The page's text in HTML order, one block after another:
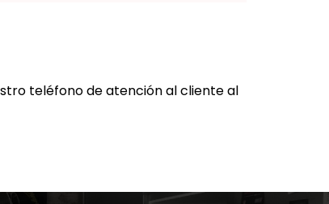
teléfono de atención al cliente al